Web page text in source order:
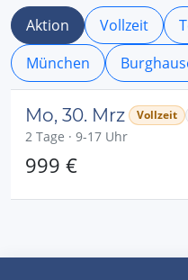
Aktion Vollzeit
München
Mo, 30. Mrz Vollzeit
2 Tage · 9-17 Uhr
999 €